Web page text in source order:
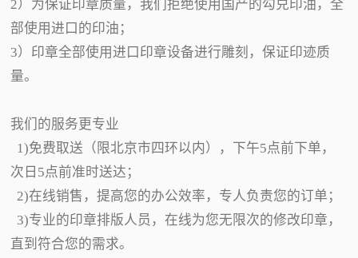
2）为保证印章质量，我们拒绝使用国产的勾兑印油，全
部使用进口的印油；
3）印章全部使用进口印章设备进行雕刻，保证印迹质
量。
我们的服务更专业
1)免费取送（限北京市四环以内），下午5点前下单，
次日5点前准时送达；
2)在线销售，提高您的办公效率，专人负责您的订单；
3)专业的印章排版人员，在线为您无限次的修改印章，
直到符合您的需求。